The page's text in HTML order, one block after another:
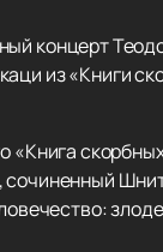
концерт
из «Книги
«Книга